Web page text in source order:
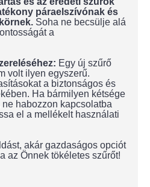
páraelszívónak és
Soha ne becsülje alá
a
Egy új szűrő
volt ilyen egyszerű.
a biztonságos és
Ha bármilyen kétsége
habozzon kapcsolatba
el a mellékelt használati
akár gazdaságos opciót
az Önnek tökéletes szűrőt!